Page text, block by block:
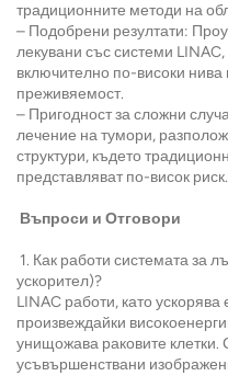
традиционните методи на
– Подобрени резултати:
лекувани със системи
включително по-високи нива
преживяемост.
– Пригодност за сложни
лечение на тумори,
структури, където
представляват по-висок риск.
Въпроси и Отговори
1. Как работи системата за
ускорител)?
LINAC работи, като ускорява
произвеждайки
унищожава раковите клетки.
усъвършенствани